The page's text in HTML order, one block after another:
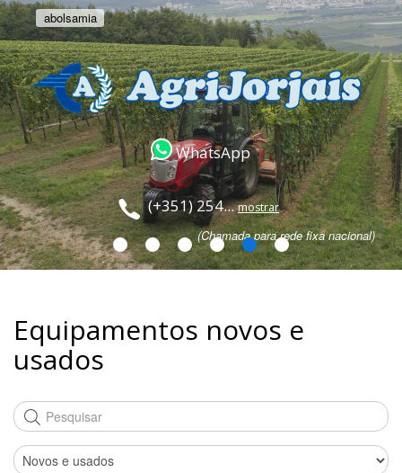
abolsamia
WhatsApp
(+351) 254...mostrar
(Chamada para rede fixa nacional)
Equipamentos novos e
usados